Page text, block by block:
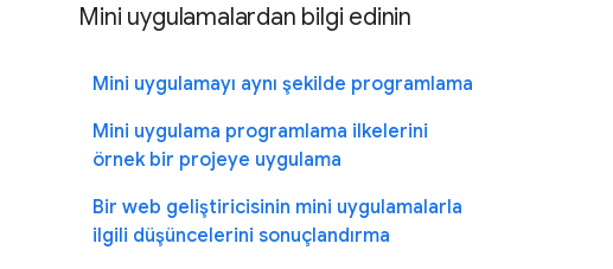
Mini uygulamalardan bilgi edinin
Mini uygulamayı aynı şekilde programlama
Mini uygulama programlama ilkelerini
örnek bir projeye uygulama
Bir web geliştiricisinin mini uygulamalarla
ilgili düşüncelerini sonuçlandırma